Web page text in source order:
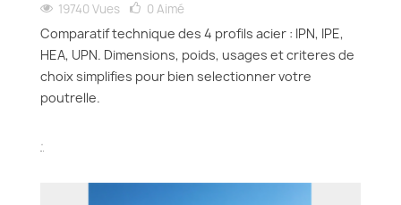
19740 Vues 0 Aimé
Comparatif technique des 4 profils acier : IPN, IPE,
HEA, UPN. Dimensions, poids, usages et criteres de
choix simplifies pour bien selectionner votre
poutrelle.
.